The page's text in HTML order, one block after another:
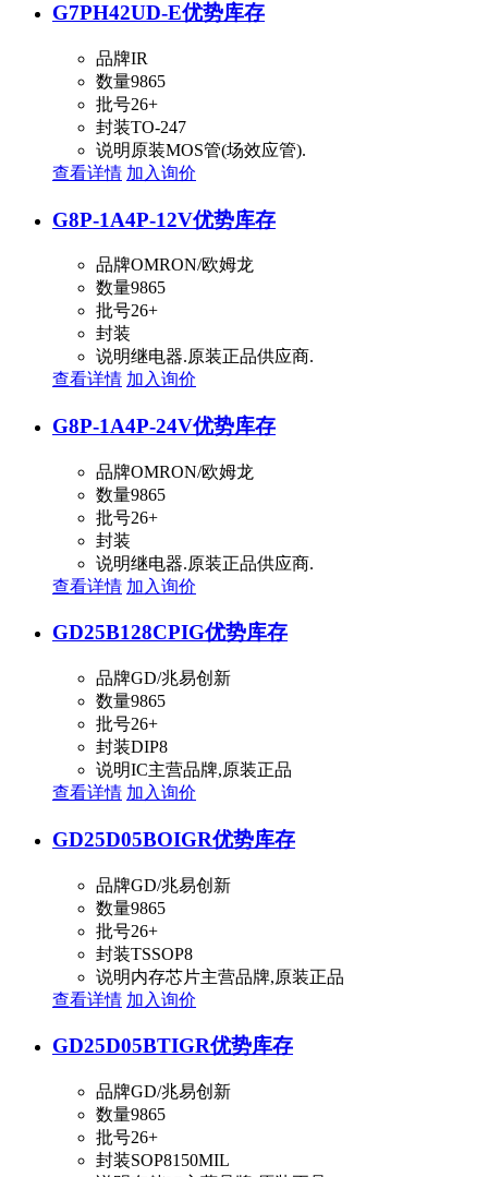
G7PH42UD-E优势库存
品牌IR
数量9865
批号26+
封装TO-247
说明 原装MOS管(场效应管).
查看详情 加入询价
G8P-1A4P-12V优势库存
品牌OMRON/欧姆龙
数量9865
批号26+
封装
说明继电器.原装正品供应商.
查看详情 加入询价
G8P-1A4P-24V优势库存
品牌OMRON/欧姆龙
数量9865
批号26+
封装
说明继电器.原装正品供应商.
查看详情 加入询价
GD25B128CPIG优势库存
品牌GD/兆易创新
数量9865
批号26+
封装DIP8
说明IC主营品牌,原装正品
查看详情 加入询价
GD25D05BOIGR优势库存
品牌GD/兆易创新
数量9865
批号26+
封装TSSOP8
说明内存芯片主营品牌,原装正品
查看详情 加入询价
GD25D05BTIGR优势库存
品牌GD/兆易创新
数量9865
批号26+
封装SOP8150MIL